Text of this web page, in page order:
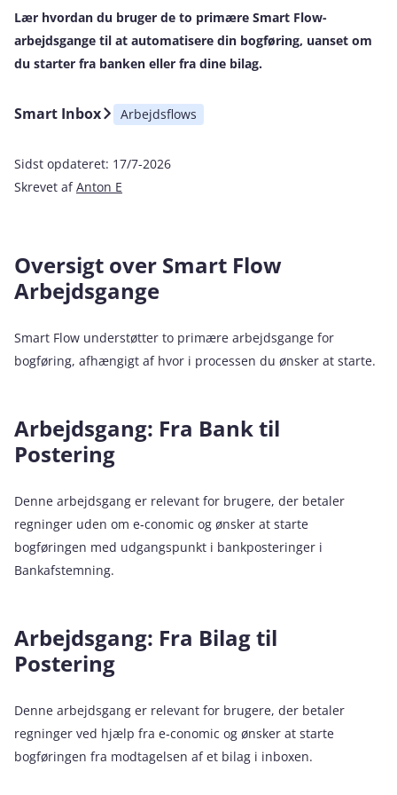
Lær hvordan du bruger de to primære Smart Flow-
arbejdsgange til at automatisere din bogføring, uanset om
du starter fra banken eller fra dine bilag.
Smart Inbox Arbejdsflows
Sidst opdateret: 17/7-2026
Skrevet afAnton E
Oversigt over Smart Flow
Arbejdsgange
Smart Flow understøtter to primære arbejdsgange for
bogføring, afhængigt af hvor i processen du ønsker at starte.
Arbejdsgang: Fra Bank til
Postering
Denne arbejdsgang er relevant for brugere, der betaler
regninger uden om e‑conomic og ønsker at starte
bogføringen med udgangspunkt i bankposteringer i
Bankafstemning.
Arbejdsgang: Fra Bilag til
Postering
Denne arbejdsgang er relevant for brugere, der betaler
regninger ved hjælp fra e‑conomic og ønsker at starte
bogføringen fra modtagelsen af et bilag i inboxen.